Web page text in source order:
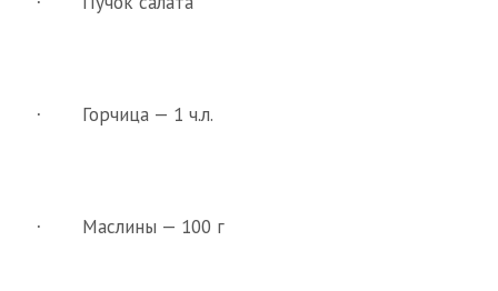
· Горчица — 1 ч.л.
· Маслины — 100 г